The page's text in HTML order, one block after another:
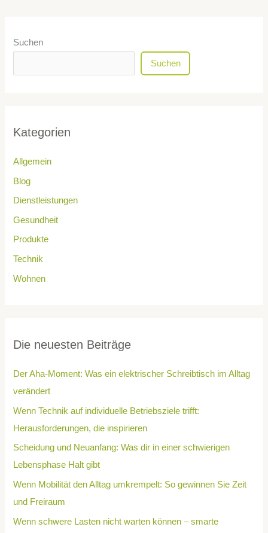
Suchen
Suchen
Kategorien
Allgemein
Blog
Dienstleistungen
Gesundheit
Produkte
Technik
Wohnen
Die neuesten Beiträge
Der Aha-Moment: Was ein elektrischer Schreibtisch im Alltag
verändert
Wenn Technik auf individuelle Betriebsziele trifft:
Herausforderungen, die inspirieren
Scheidung und Neuanfang: Was dir in einer schwierigen
Lebensphase Halt gibt
Wenn Mobilität den Alltag umkrempelt: So gewinnen Sie Zeit
und Freiraum
Wenn schwere Lasten nicht warten können – smarte